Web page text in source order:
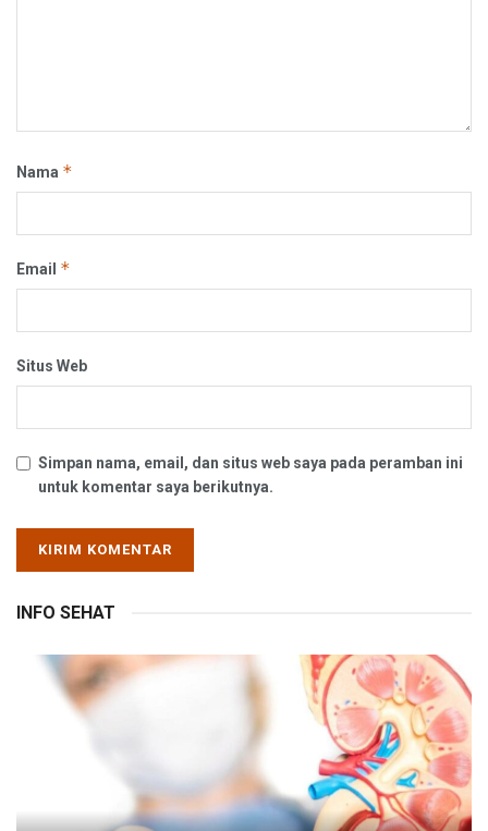
Nama *
Email *
Situs Web
Simpan nama, email, dan situs web saya pada peramban ini
untuk komentar saya berikutnya.
INFO SEHAT